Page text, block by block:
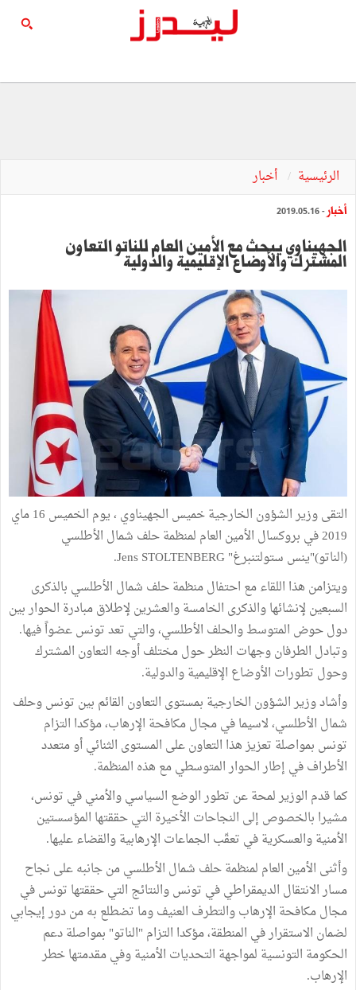
الرئيسية أخبار
أخبار - 2019.05.16
الجهيناوي يبحث مع الأمين العام للناتو التعاون
المشترك والأوضاع الإقليمية والدولية
التقى وزير الشؤون الخارجية خميس الجهيناوي ، يوم الخميس 16 ماي
2019 في بروكسال الأمين العام لمنظمة حلف شمال الأطلسي
(الناتو)"ينس ستولتنبرغ" Jens STOLTENBERG.
ويتزامن هذا اللقاء مع احتفال منظمة حلف شمال الأطلسي بالذكرى
السبعين لإنشائها والذكرى الخامسة والعشرين لإطلاق مبادرة الحوار بين
دول حوض المتوسط والحلف الأطلسي، والتي تعد تونس عضواً فيها.
وتبادل الطرفان وجهات النظر حول مختلف أوجه التعاون المشترك
وحول تطورات الأوضاع الإقليمية والدولية.
وأشاد وزير الشؤون الخارجية بمستوى التعاون القائم بين تونس وحلف
شمال الأطلسي، لاسيما في مجال مكافحة الإرهاب، مؤكدا التزام
تونس بمواصلة تعزيز هذا التعاون على المستوى الثنائي أو متعدد
الأطراف في إطار الحوار المتوسطي مع هذه المنظمة.
كما قدم الوزير لمحة عن تطور الوضع السياسي والأمني ​​في تونس،
مشيرا بالخصوص إلى النجاحات الأخيرة التي حققتها المؤسستين
الأمنية والعسكرية في تعقّب الجماعات الإرهابية والقضاء عليها.
وأثنى الأمين العام لمنظمة حلف شمال الأطلسي من جانبه على نجاح
مسار الانتقال الديمقراطي في تونس والنتائج التي حققتها تونس في
مجال مكافحة الإرهاب والتطرف العنيف وما تضطلع به من دور إيجابي
لضمان الاستقرار في المنطقة، مؤكدا التزام "الناتو" بمواصلة دعم
الحكومة التونسية لمواجهة التحديات الأمنية وفي مقدمتها خطر
الإرهاب.